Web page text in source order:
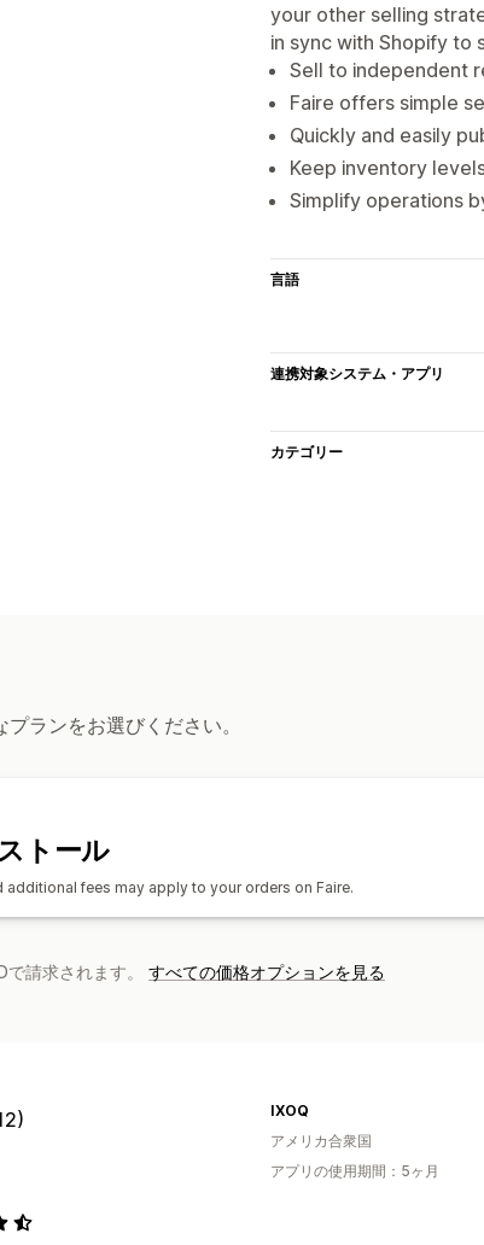
your other selling
in sync with Shopify to
Sell to independent
Faire offers simple
Quickly and easily
Keep inventory
Simplify operations
言語
連携対象システム・アプリ
カテゴリー
ランをお選びください。
トール
additional fees may apply to your orders on Faire.
請求されます。 すべての価格オプションを見る
IXOQ
アメリカ合衆国
アプリの使用期間：5ヶ月